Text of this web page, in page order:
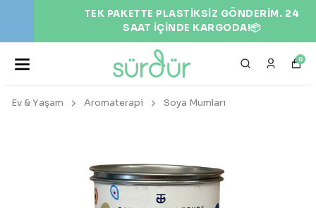
TEK PAKETTE PLASTİKSİZ GÖNDERİM. 24
SAAT İÇİNDE KARGODA!📦
0
Ev & Yaşam Aromaterapi Soya Mumları